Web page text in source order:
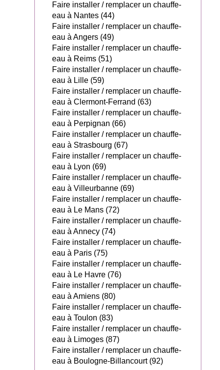
Faire installer / remplacer un chauffe-
eau à Nantes (44)
Faire installer / remplacer un chauffe-
eau à Angers (49)
Faire installer / remplacer un chauffe-
eau à Reims (51)
Faire installer / remplacer un chauffe-
eau à Lille (59)
Faire installer / remplacer un chauffe-
eau à Clermont-Ferrand (63)
Faire installer / remplacer un chauffe-
eau à Perpignan (66)
Faire installer / remplacer un chauffe-
eau à Strasbourg (67)
Faire installer / remplacer un chauffe-
eau à Lyon (69)
Faire installer / remplacer un chauffe-
eau à Villeurbanne (69)
Faire installer / remplacer un chauffe-
eau à Le Mans (72)
Faire installer / remplacer un chauffe-
eau à Annecy (74)
Faire installer / remplacer un chauffe-
eau à Paris (75)
Faire installer / remplacer un chauffe-
eau à Le Havre (76)
Faire installer / remplacer un chauffe-
eau à Amiens (80)
Faire installer / remplacer un chauffe-
eau à Toulon (83)
Faire installer / remplacer un chauffe-
eau à Limoges (87)
Faire installer / remplacer un chauffe-
eau à Boulogne-Billancourt (92)